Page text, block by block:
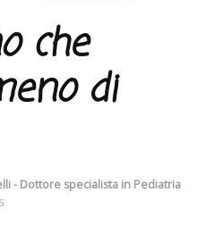
che
di
- Dottore specialista in Pediatria